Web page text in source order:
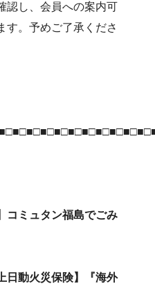
認し、会員への案内可
す。予めご了承くださ
コミュタン福島でごみ
日動火災保険】『海外